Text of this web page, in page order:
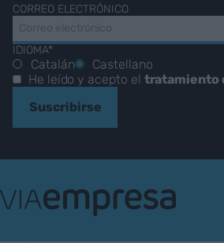
CORREO ELECTRÓNICO
IDIOMA*
Catalán
Castellano
He leído y acepto el tratamiento
Suscribirse
Empresa